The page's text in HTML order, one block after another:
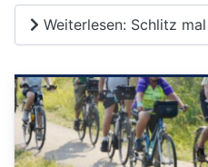
Weiterlesen: Schlitz